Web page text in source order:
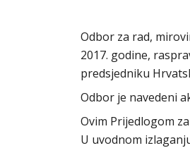
Odbor za rad,
2017. godine,
predsjedniku
Odbor je navedeni
Ovim Prijedlogom
U uvodnom